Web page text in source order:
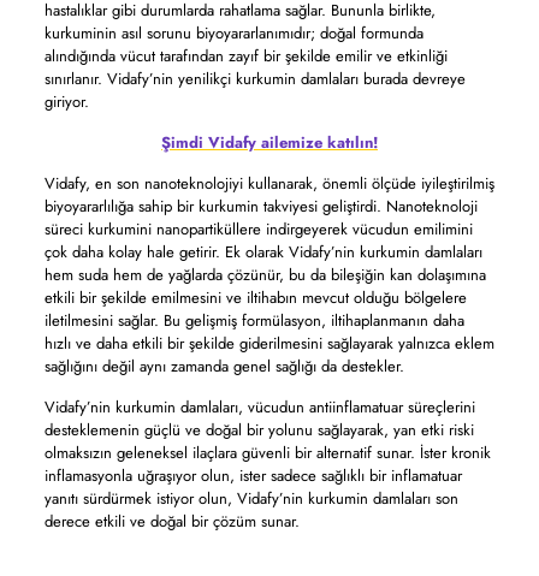
hastalıklar gibi durumlarda rahatlama sağlar. Bununla birlikte,
kurkuminin asıl sorunu biyoyararlanımıdır; doğal formunda
alındığında vücut tarafından zayıf bir şekilde emilir ve etkinliği
sınırlanır. Vidafy’nin yenilikçi kurkumin damlaları burada devreye
giriyor.
Şimdi Vidafy ailemize katılın!
Vidafy, en son nanoteknolojiyi kullanarak, önemli ölçüde iyileştirilmiş
biyoyararlılığa sahip bir kurkumin takviyesi geliştirdi. Nanoteknoloji
süreci kurkumini nanopartiküllere indirgeyerek vücudun emilimini
çok daha kolay hale getirir. Ek olarak Vidafy’nin kurkumin damlaları
hem suda hem de yağlarda çözünür, bu da bileşiğin kan dolaşımına
etkili bir şekilde emilmesini ve iltihabın mevcut olduğu bölgelere
iletilmesini sağlar. Bu gelişmiş formülasyon, iltihaplanmanın daha
hızlı ve daha etkili bir şekilde giderilmesini sağlayarak yalnızca eklem
sağlığını değil aynı zamanda genel sağlığı da destekler.
Vidafy’nin kurkumin damlaları, vücudun antiinflamatuar süreçlerini
desteklemenin güçlü ve doğal bir yolunu sağlayarak, yan etki riski
olmaksızın geleneksel ilaçlara güvenli bir alternatif sunar. İster kronik
inflamasyonla uğraşıyor olun, ister sadece sağlıklı bir inflamatuar
yanıtı sürdürmek istiyor olun, Vidafy’nin kurkumin damlaları son
derece etkili ve doğal bir çözüm sunar.